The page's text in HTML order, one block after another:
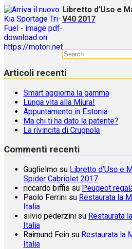
Libretto d’Uso e
V40 2017
Articoli recenti
Smart aggiorna la gamma
Lunga vita alla Miura!
Appuntamento in Estonia
Ma chi ti ha dato la patente?
La rivincita di Crugnola
Commenti recenti
Guglielmo su Libretto d’Uso e
Spider Cabriolet 2017
riccardo biffis su Peugeot
Paolo Ferrini su Restaurata la
Italia
silvio pederzini su Restaurata
Italia
Raimund Fein su Restaurata la
Italia